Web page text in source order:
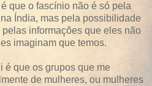
que o fascínio não é só pela
Índia, mas pela possibilidade
informações que eles não
imaginam que temos.
é que os grupos que me
de mulheres, ou mulheres